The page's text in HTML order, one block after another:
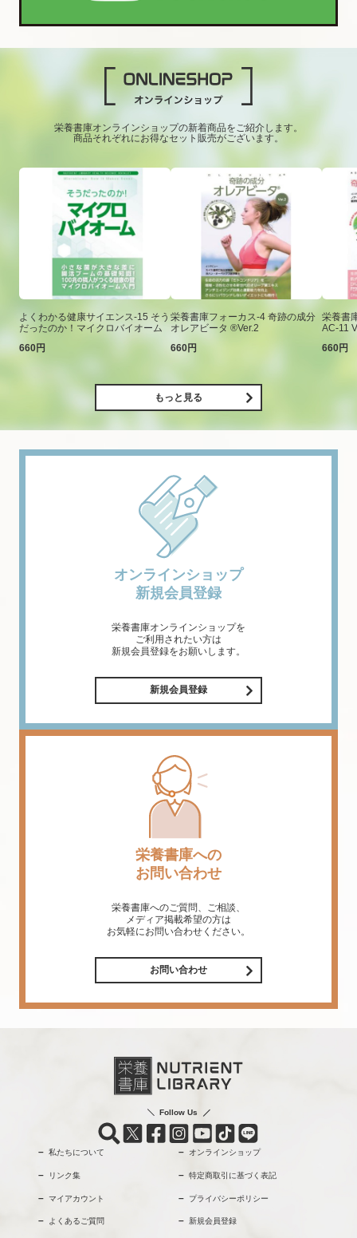
栄養書庫オンラインショップの新着商品をご紹介します。
商品それぞれにお得なセット販売がございます。
よくわかる健康サイエンス-15 そう
だったのか！マイクロバイオーム
660円
栄養書庫フォーカス-4 奇跡の成分
オレアビータ ®Ver.2
660円
栄養書
AC-11
660円
もっと見る
オンラインショップ
新規会員登録
栄養書庫オンラインショップを
ご利用されたい方は
新規会員登録をお願いします。
新規会員登録
栄養書庫への
お問い合わせ
栄養書庫へのご質問、ご相談、
メディア掲載希望の方は
お気軽にお問い合わせください。
お問い合わせ
Follow Us
私たちについて オンラインショップ
リンク集 特定商取引に基づく表記
マイアカウント プライバシーポリシー
よくあるご質問 新規会員登録